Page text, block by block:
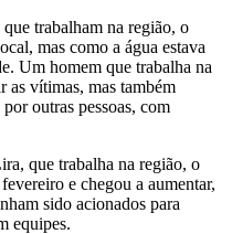
trabalham na região, o
mas como a água estava
Um homem que trabalha na
as vítimas, mas também
outras pessoas, com
que trabalha na região, o
e chegou a aumentar,
sido acionados para
equipes.